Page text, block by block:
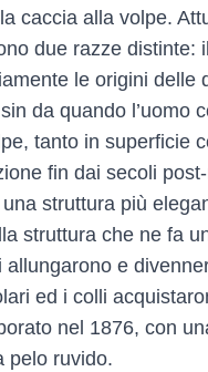
caccia alla volpe.
due razze distinte:
le origini delle
da quando l’uomo
tanto in superficie
fin dai secoli
struttura più
struttura che ne fa
e
ed i colli
nel 1876, con
pelo ruvido.